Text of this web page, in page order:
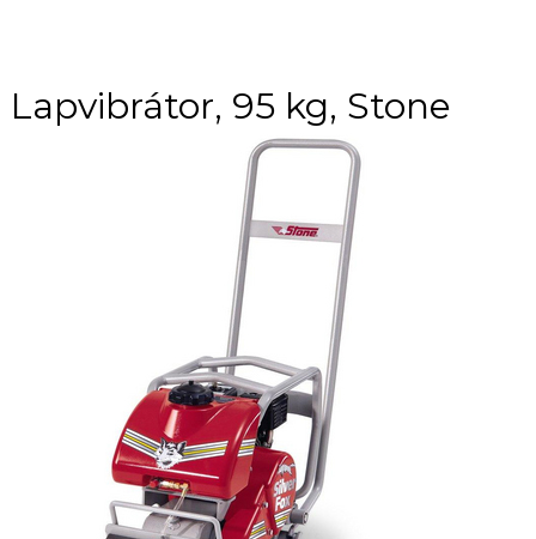
Lapvibrátor, 95 kg, Stone